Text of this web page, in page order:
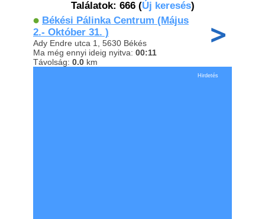
Találatok: 666(Új keresés)
Békési Pálinka Centrum (Május
2.- Október 31. )
Ady Endre utca 1, 5630 Békés
Ma még ennyi ideig nyitva: 00:11
Távolság: 0.0 km
Hirdetés